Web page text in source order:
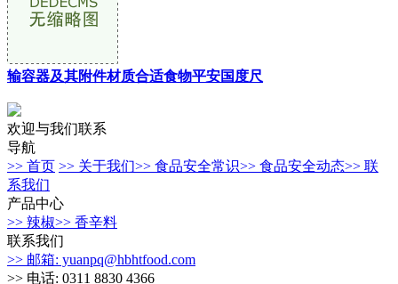
输容器及其附件材质合适食物平安国度尺
欢迎与我们联系
导航
>> 首页 >> 关于我们>> 食品安全常识>> 食品安全动态>> 联
系我们
产品中心
>> 辣椒>> 香辛料
联系我们
>> 邮箱: yuanpq@hbhtfood.com
>> 电话: 0311 8830 4366